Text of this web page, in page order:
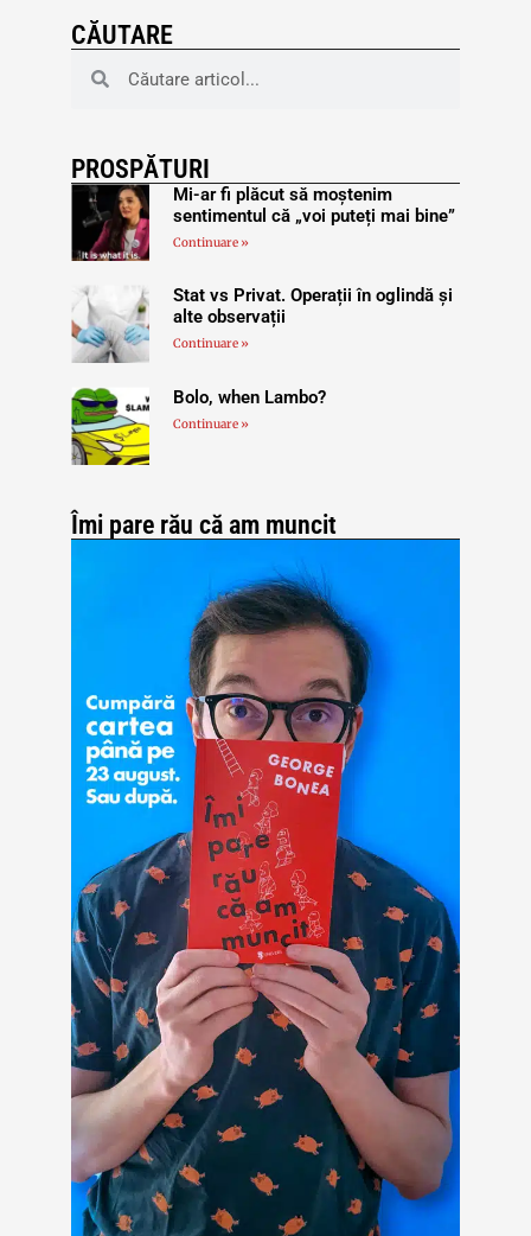
CĂUTARE
PROSPĂTURI
Mi-ar fi plăcut să moștenim
sentimentul că „voi puteți mai bine”
Continuare »
Stat vs Privat. Operații în oglindă și
alte observații
Continuare »
Bolo, when Lambo?
Continuare »
Îmi pare rău că am muncit